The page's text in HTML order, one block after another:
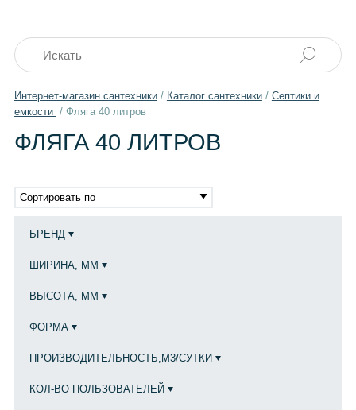
Интернет-магазин сантехники/ Каталог сантехники/ Септики и
емкости / Фляга 40 литров
ФЛЯГА 40 ЛИТРОВ
Сортировать по
БРЕНД
ШИРИНА, ММ
ВЫСОТА, ММ
ФОРМА
ПРОИЗВОДИТЕЛЬНОСТЬ,М3/СУТКИ
КОЛ-ВО ПОЛЬЗОВАТЕЛЕЙ